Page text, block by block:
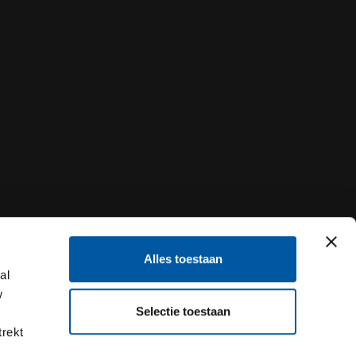
Alles toestaan
Selectie toestaan